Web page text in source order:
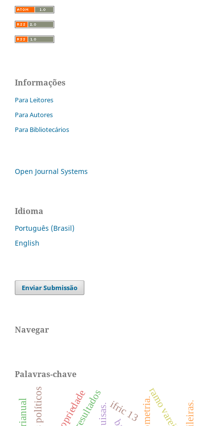
Informações
Para Leitores
Para Autores
Para Bibliotecários
Open Journal Systems
Idioma
Português (Brasil)
English
Enviar Submissão
Navegar
Palavras-chave
ramo varejista
ifric 13